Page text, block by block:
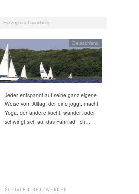
Herzogtum Lauenburg
Deutschland
Jeder entspannt auf seine ganz eigene
Weise vom Alltag, der eine joggt, macht
Yoga, der andere kocht, wandert oder
schwingt sich auf das Fahrrad. Ich…
SOZIALEN NETZWERKEN